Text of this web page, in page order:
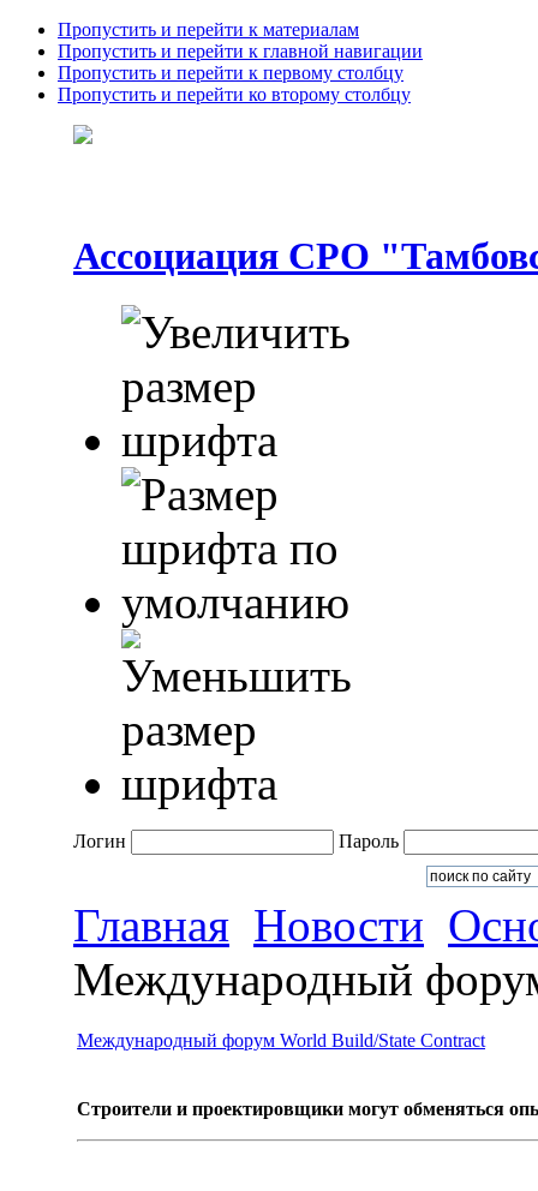
Пропустить и перейти к материалам
Пропустить и перейти к главной навигации
Пропустить и перейти к первому столбцу
Пропустить и перейти ко второму столбцу
Ассоциация СРО
Логин Пароль
Главная Новости
Международный
Международный форум World Build/State Contract
Строители и проектировщики могут обменяться